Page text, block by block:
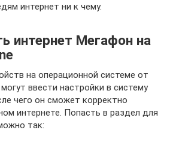
интернет ни к чему.
интернет Мегафон на
на операционной системе от
ввести настройки в систему
чего он сможет корректно
интернете. Попасть в раздел для
так: